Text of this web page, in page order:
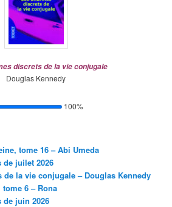
discrets de la vie conjugale
Douglas Kennedy
100%
tome 16 – Abi Umeda
juilet 2026
de la vie conjugale – Douglas Kennedy
6 – Rona
juin 2026